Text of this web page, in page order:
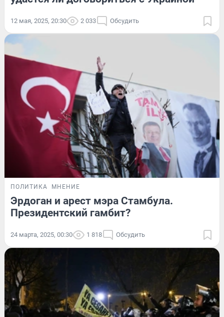
12 мая, 2025, 20:30 2 033 Обсудить
ПОЛИТИКА МНЕНИЕ
Эрдоган и арест мэра Стамбула.
Президентский гамбит?
24 марта, 2025, 00:30 1 818 Обсудить